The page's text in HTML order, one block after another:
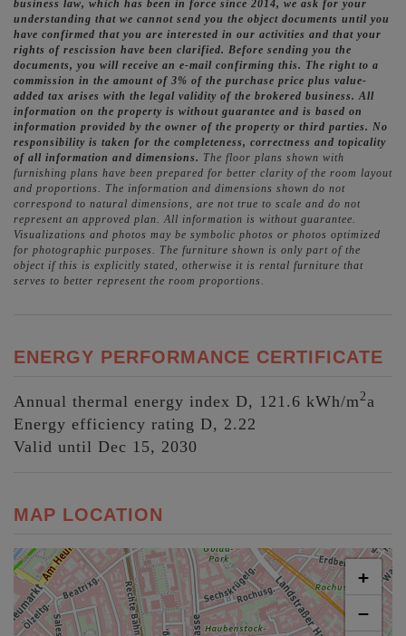
business law, which has been in force since 2014, we ask for your
understanding that we cannot send you the object documents until you
have confirmed that you are interested in our activities and that your
rights of rescission have been clarified. Before sending you the
documents, you will receive an e-mail confirming this. The right to a
commission in the amount of 3% of the purchase price plus value-
added tax arises with the legal validity of the brokered business. All
information on the property is without guarantee and is based on
information provided by the owner of the property or third parties. No
responsibility is taken for the completeness, correctness and topicality
of all information and dimensions. The floor plans shown with
furnishing plans have been prepared for better clarity of the room layout
and proportions. The information and dimensions shown do not
correspond to natural dimensions, are not true to scale and do not
represent an approved plan. All information is without guarantee.
Visualizations and photos may be symbolic photos or photos optimized
for photographic purposes. The furniture shown is only part of the
object if this is explicitly stated, otherwise it is rental furniture that
serves to better represent the room proportions.
ENERGY PERFORMANCE CERTIFICATE
Annual thermal energy index D, 121.6 kWh/m2a
Energy efficiency rating D, 2.22
Valid until Dec 15, 2030
MAP LOCATION
+
−